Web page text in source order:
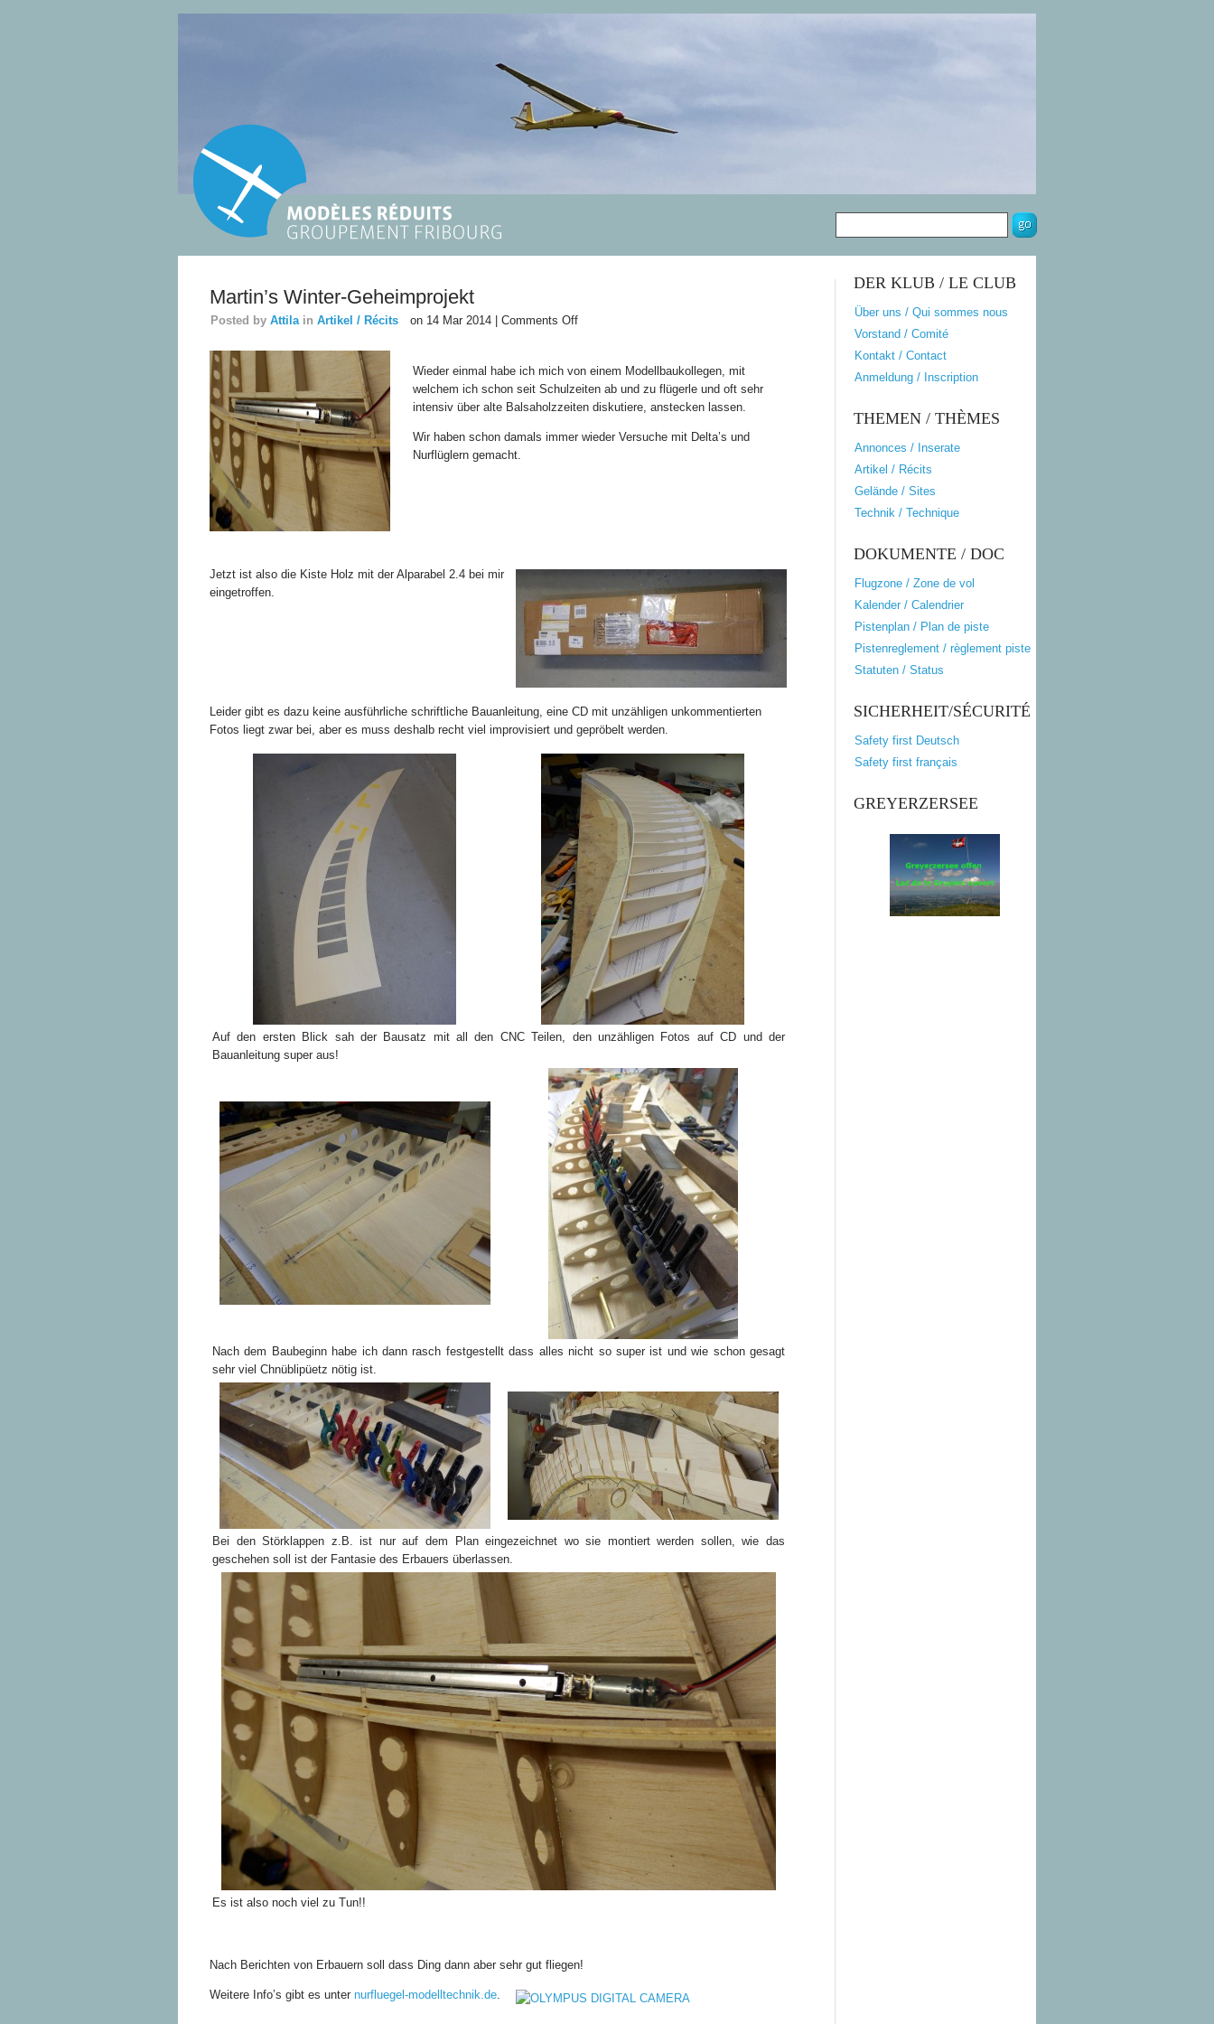
Martin’s Winter-Geh​eimprojekt
Posted by Attilain Artikel / Récits on 14 Mar 2014 | Comments Offon
Geh​
eimprojekt
Wieder einmal habe ich mich von einem Modellbaukollegen, mit
welchem ich schon seit Schulzeiten ab und zu flügerle und oft sehr
intensiv über alte Balsaholzzeiten diskutiere, anstecken lassen.
Wir haben schon damals immer wieder Versuche mit Delta’s und
Nurflüglern gemacht.
Jetzt ist also die Kiste Holz mit der Alparabel 2.4 bei mir
eingetroffen.
Leider gibt es dazu keine ausführliche schriftliche Bauanleitung, eine CD mit unzähligen unkommentierten
Fotos liegt zwar bei, aber es muss deshalb recht viel improvisiert und gepröbelt werden.
Auf den ersten Blick sah der Bausatz mit all den CNC Teilen, den unzähligen Fotos auf CD und der
Bauanleitung super aus!
Nach dem Baubeginn habe ich dann rasch festgestellt dass alles nicht so super ist und wie schon gesagt
sehr viel Chnüblipüetz nötig ist.
Bei den Störklappen z.B. ist nur auf dem Plan eingezeichnet wo sie montiert werden sollen, wie das
geschehen soll ist der Fantasie des Erbauers überlassen.
Es ist also noch viel zu Tun!!
Nach Berichten von Erbauern soll dass Ding dann aber sehr gut fliegen!
Weitere Info’s gibt es unter nurfluegel-modelltechnik.de.
DER KLUB / LE CLUB
Über uns / Qui sommes nous
Vorstand / Comité
Kontakt / Contact
Anmeldung / Inscription
THEMEN / THÈMES
Annonces / Inserate
Artikel / Récits
Gelände / Sites
Technik / Technique
DOKUMENTE / DOC
Flugzone / Zone de vol
Kalender / Calendrier
Pistenplan / Plan de piste
Pistenreglement / règlement piste
Statuten / Status
SICHERHEIT/SÉCURITÉ
Safety first Deutsch
Safety first français
GREYERZERSEE